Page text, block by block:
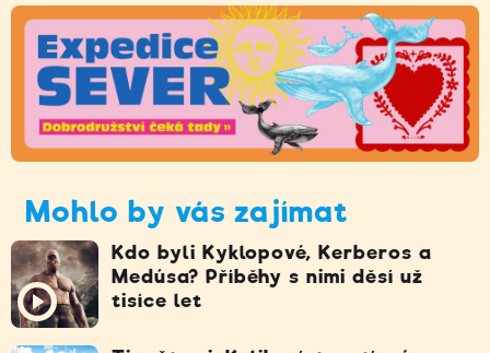
Mohlo by vás zajímat
Kdo byli Kyklopové, Kerberos a
Medúsa? Příběhy s nimi děsí už
tisíce let